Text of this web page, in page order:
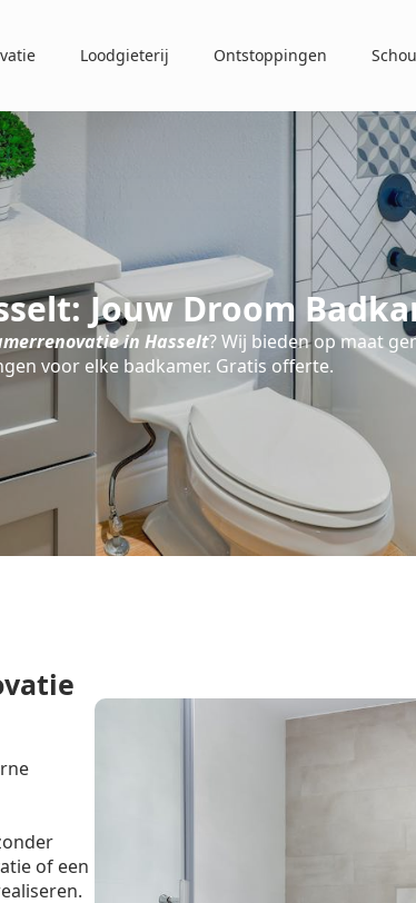
Loodgieterij Ontstoppingen
Jouw Droom
in Hasselt? Wij bieden op maat
voor elke badkamer. Gratis offerte.
of een